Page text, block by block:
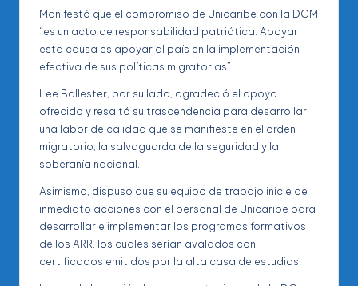
Manifestó que el compromiso de Unicaribe con la DGM
“es un acto de responsabilidad patriótica. Apoyar
esta causa es apoyar al país en la implementación
efectiva de sus políticas migratorias”.
Lee Ballester, por su lado, agradeció el apoyo
ofrecido y resaltó su trascendencia para desarrollar
una labor de calidad que se manifieste en el orden
migratorio, la salvaguarda de la seguridad y la
soberanía nacional.
Asimismo, dispuso que su equipo de trabajo inicie de
inmediato acciones con el personal de Unicaribe para
desarrollar e implementar los programas formativos
de los ARR, los cuales serían avalados con
certificados emitidos por la alta casa de estudios.